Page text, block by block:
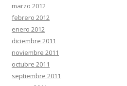
marzo 2012
febrero 2012
enero 2012
diciembre 2011
noviembre 2011
octubre 2011
septiembre 2011